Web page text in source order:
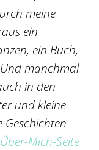
meine
ein
ein Buch,
manchmal
in den
und kleine
Geschichten
Über-Mich-Seite